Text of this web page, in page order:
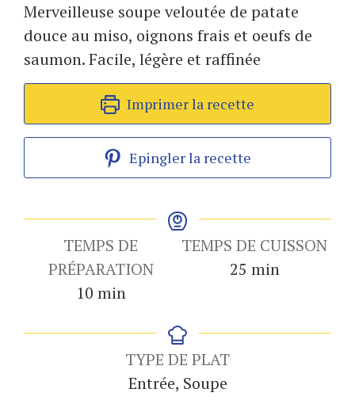
Merveilleuse soupe veloutée de patate
douce au miso, oignons frais et oeufs de
saumon. Facile, légère et raffinée
Imprimer la recette
Epingler la recette
TEMPS DE
PRÉPARATION
10minutes
min
TEMPS DE CUISSON
25 minutes
min
TYPE DE PLAT
Entrée, Soupe